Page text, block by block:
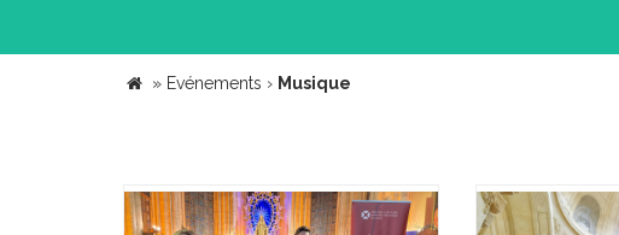
» Evénements › Musique